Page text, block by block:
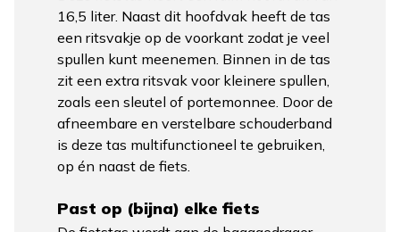
16,5 liter. Naast dit hoofdvak heeft de tas
een ritsvakje op de voorkant zodat je veel
spullen kunt meenemen. Binnen in de tas
zit een extra ritsvak voor kleinere spullen,
zoals een sleutel of portemonnee. Door de
afneembare en verstelbare schouderband
is deze tas multifunctioneel te gebruiken,
op én naast de fiets.
Past op (bijna) elke fiets